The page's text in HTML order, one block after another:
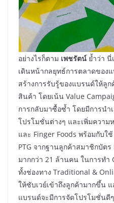
อย่างไรก็ตาม เพชรัตน์ ย้ำว่า นี่
เดินหน้ากลยุทธ์การตลาดของ
สร้างการรับรู้ของแบรนด์ให้ลู
สินค้า โดยเน้น Value
การกลับมาซื้อซ้ำ โดยมีการน
โปรโมชั่นต่างๆ และเพิ่มความ
และ Finger Foods พร้อมกับใ
PTG จากฐานลูกค้าสมาชิกบัต
มากกว่า 21 ล้านคน ในการทำ
ทั้งช่องทาง Traditional &
ให้ซับเวย์เข้าถึงลูกค้ามากขึ้น
แบรนด์จะมีการจัดโปรโมชั่นดี